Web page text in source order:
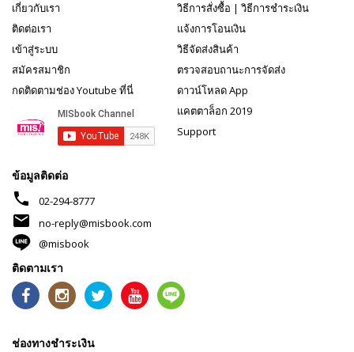
เกี่ยวกับเรา
ติดต่อเรา
เข้าสู่ระบบ
สมัครสมาชิก
กดติดตามช่อง Youtube ที่นี่
วิธีการสั่งซื้อ | วิธีการชำระเงิน
แจ้งการโอนเงิน
วิธีจัดส่งสินค้า
ตรวจสอบถานะการจัดส่ง
ดาวน์โหลด App
แคตตาล็อก 2019
Support
ข้อมูลติดต่อ
phone 02-294-8777
mail
no-reply@misbook.com
@misbook
ติดตามเรา
ช่องทางชำระเงิน